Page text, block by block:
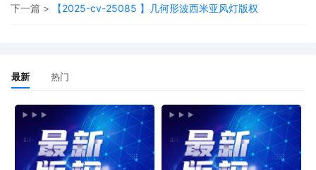
DAMAGES against All Defendants. Filing fees $
下一篇 >
【2025-cv-25085 】几何形波西米亚风灯版权
最新 热门